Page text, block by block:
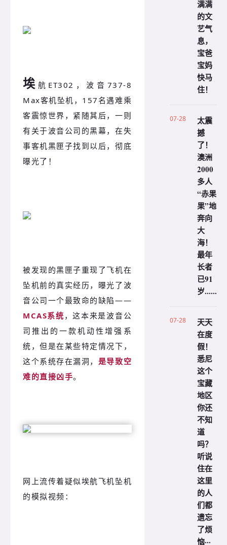
埃 航ET302，波音737-8
Max客机坠机，157名遇难乘
客震惊世界，紧随其后，一则
有关于波音公司的黑幕，在失
事客机黑匣子找到以后，彻底
曝光了！
被发现的黑匣子重现了飞机在
坠机前的真实经历，曝光了波
音公司一个最致命的缺陷——
MCAS系统 ，这本来是波音公
司推出的一款机动性增强系
统，但是在某些特定情况下，
这个系统存在漏洞， 是导致空
难的直接凶手。
网上流传着疑似埃航飞机坠机
的模拟视频：
满满
的文
艺气
息，
宝爸
宝妈
快马
住！
07-28
太震
撼
了！
澳洲
2000
多人
“赤果
果”地
奔向
大
海！
最年
长者
已91
岁......
07-28
天天
在度
假！
悉尼
这个
宝藏
地区
你还
不知
道
吗？
听说
住在
这里
的人
们都
遗忘
了烦
恼···